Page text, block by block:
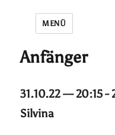
MENÜ
Anfänger
31.10.22 — 20:15 -
Silvina